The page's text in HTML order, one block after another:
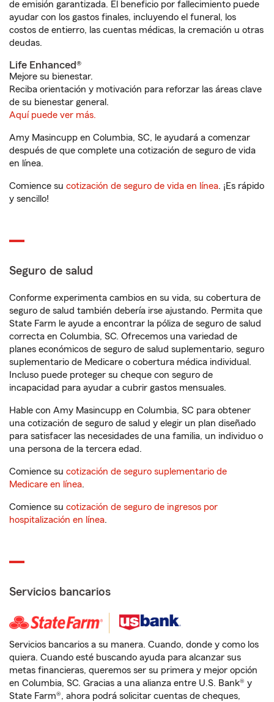
de emisión garantizada. El beneficio por fallecimiento puede
ayudar con los gastos finales, incluyendo el funeral, los
costos de entierro, las cuentas médicas, la cremación u otras
deudas.
Life Enhanced®
Mejore su bienestar.
Reciba orientación y motivación para reforzar las áreas clave
de su bienestar general.
Aquí puede ver más.
Amy Masincupp en Columbia, SC, le ayudará a comenzar
después de que complete una cotización de seguro de vida
en línea.
Comience su cotización de seguro de vida en línea. ¡Es rápido
y sencillo!
Seguro de salud
Conforme experimenta cambios en su vida, su cobertura de
seguro de salud también debería irse ajustando. Permita que
State Farm le ayude a encontrar la póliza de seguro de salud
correcta en Columbia, SC. Ofrecemos una variedad de
planes económicos de seguro de salud suplementario, seguro
suplementario de Medicare o cobertura médica individual.
Incluso puede proteger su cheque con seguro de
incapacidad para ayudar a cubrir gastos mensuales.
Hable con Amy Masincupp en Columbia, SC para obtener
una cotización de seguro de salud y elegir un plan diseñado
para satisfacer las necesidades de una familia, un individuo o
una persona de la tercera edad.
Comience su cotización de seguro suplementario de
Medicare en línea.
Comience su cotización de seguro de ingresos por
hospitalización en línea.
Servicios bancarios
Servicios bancarios a su manera. Cuando, donde y como los
quiera. Cuando esté buscando ayuda para alcanzar sus
metas financieras, queremos ser su primera y mejor opción
en Columbia, SC. Gracias a una alianza entre U.S. Bank® y
State Farm®, ahora podrá solicitar cuentas de cheques,